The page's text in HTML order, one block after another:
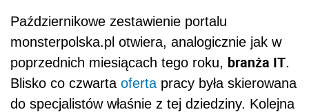
Październikowe zestawienie portalu
monsterpolska.pl otwiera, analogicznie jak w
poprzednich miesiącach tego roku, branża IT.
Blisko co czwarta oferta pracy była skierowana
do specjalistów właśnie z tej dziedziny. Kolejna